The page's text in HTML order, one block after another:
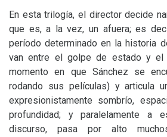
En esta trilogía, el director decide
que es, a la vez, un afuera; es
período determinado en la historia
van entre el golpe de estado y el
momento en que Sánchez se
rodando sus películas) y articula
expresionistamente sombrío,
profundidad; y paralelamente a
discurso, pasa por alto